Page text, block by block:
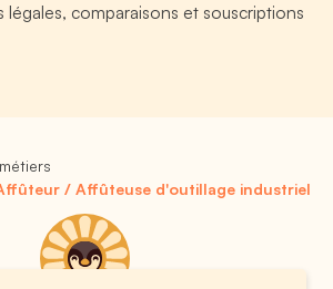
légales, comparaisons et souscriptions
/ Affûteuse d'outillage industriel